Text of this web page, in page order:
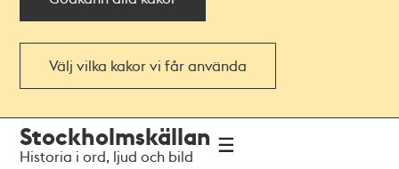
Välj vilka kakor vi får använda
navigationen
huvudinnehållet
Stockholmskällan
Historia i ord, ljud och bild